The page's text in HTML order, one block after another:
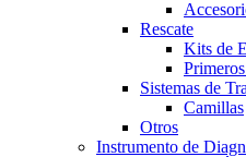
Rescate
Kits de
Sistemas de
Camillas
Otros
Instrumento de